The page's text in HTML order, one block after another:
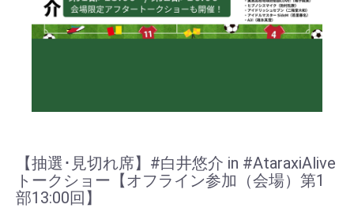
【抽選･見切れ席】#白井悠介 in #AtaraxiAlive
トークショー【オフライン参加（会場）第1
部13:00回】